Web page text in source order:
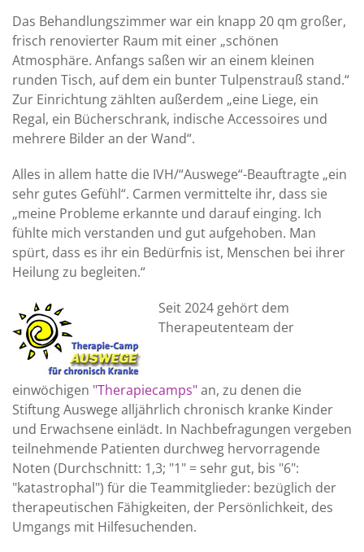
Das Behandlungszimmer war ein knapp 20 qm großer,
frisch renovierter Raum mit einer „schönen
Atmosphäre. Anfangs saßen wir an einem kleinen
runden Tisch, auf dem ein bunter Tulpenstrauß stand.“
Zur Einrichtung zählten außerdem „eine Liege, ein
Regal, ein Bücherschrank, indische Accessoires und
mehrere Bilder an der Wand“.
Alles in allem hatte die IVH/“Auswege“-Beauftragte „ein
sehr gutes Gefühl“. Carmen vermittelte ihr, dass sie
„meine Probleme erkannte und darauf einging. Ich
fühlte mich verstanden und gut aufgehoben. Man
spürt, dass es ihr ein Bedürfnis ist, Menschen bei ihrer
Heilung zu begleiten.“
Seit 2024 gehört dem
Therapeutenteam der
einwöchigen "Therapiecamps"an, zu denen die
Stiftung Auswege alljährlich chronisch kranke Kinder
und Erwachsene einlädt. In Nachbefragungen vergeben
teilnehmende Patienten durchweg hervorragende
Noten (Durchschnitt: 1,3; "1" = sehr gut, bis "6":
"katastrophal") für die Teammitglieder: bezüglich der
therapeutischen Fähigkeiten, der Persönlichkeit, des
Umgangs mit Hilfesuchenden.